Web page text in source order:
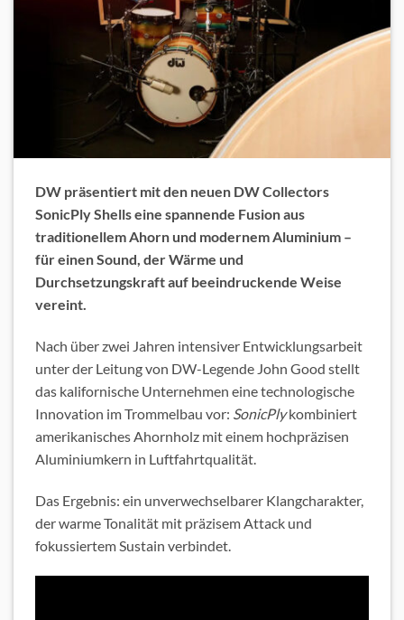
DW präsentiert mit den neuen DW Collectors
SonicPly Shells eine spannende Fusion aus
traditionellem Ahorn und modernem Aluminium –
für einen Sound, der Wärme und
Durchsetzungskraft auf beeindruckende Weise
vereint.
Nach über zwei Jahren intensiver Entwicklungsarbeit
unter der Leitung von DW-Legende John Good stellt
das kalifornische Unternehmen eine technologische
Innovation im Trommelbau vor: SonicPlykombiniert
amerikanisches Ahornholz mit einem hochpräzisen
Aluminiumkern in Luftfahrtqualität.
Das Ergebnis: ein unverwechselbarer Klangcharakter,
der warme Tonalität mit präzisem Attack und
fokussiertem Sustain verbindet.